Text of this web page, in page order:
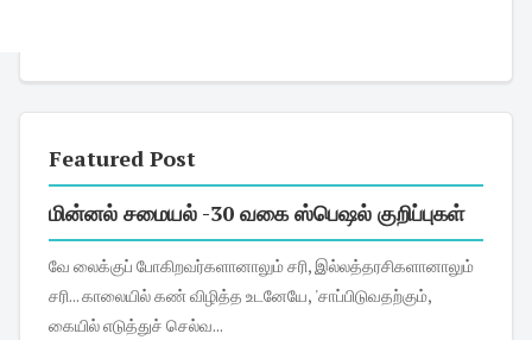
Featured Post
மின்னல் சமையல் -30 வகை ஸ்பெஷல் குறிப்புகள்
வே லைக்குப் போகிறவர்களானாலும் சரி, இல்லத்தரசிகளானாலும்
சரி... காலையில் கண் விழித்த உடனேயே, 'சாப்பிடுவதற்கும்,
கையில் எடுத்துச் செல்வ...